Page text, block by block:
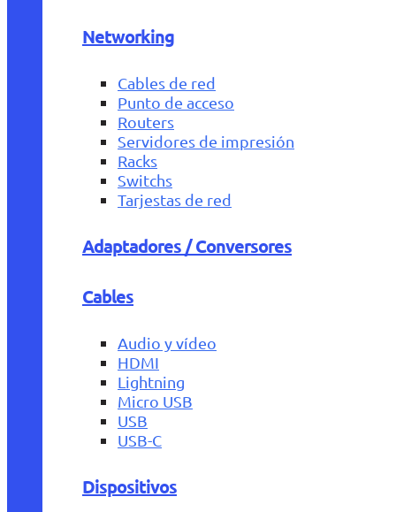
Networking
Cables de red
Punto de acceso
Routers
Servidores de impresión
Racks
Switchs
Tarjestas de red
Adaptadores / Conversores
Cables
Audio y vídeo
HDMI
Lightning
Micro USB
USB
USB-C
Dispositivos